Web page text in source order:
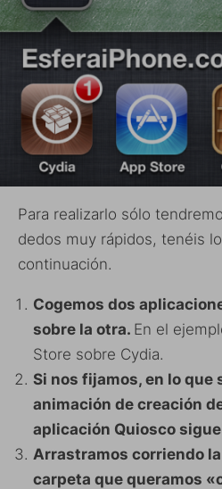
Para realizarlo sólo
dedos muy rápidos, tenéis
continuación.
Cogemos dos
sobre la otra. En el
Store sobre Cydia.
Si nos fijamos, en lo que
animación de creación
aplicación Quiosco
Arrastramos corriendo
carpeta que queramos